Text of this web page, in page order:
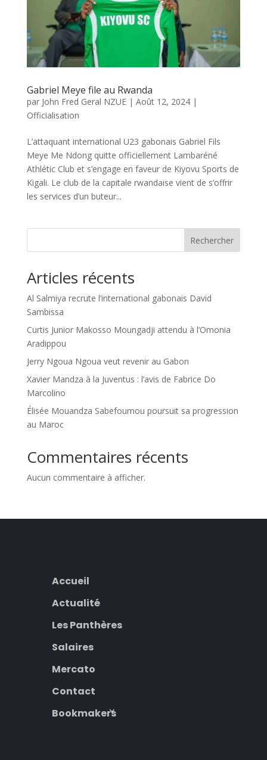
Gabriel Meye file au Rwanda
par John Fred Geral NZUE| Août 12, 2024|
Officialisation
L’attaquant international U23 gabonais Gabriel Fils
Meye Me Ndong quitte officiellement Lambaréné
Athlétic Club et s’engage en faveur de Kiyovu Sports de
Kigali. Le club de la capitale rwandaise vient de s’offrir
les services d’un buteur...
Rechercher
Articles récents
Al Salmiya recrute l’international gabonais David
Sambissa
Curtis Junior Makosso Moungadji attendu à l’Omonia
Aradippou
Jerry Ngoua Ngoua veut revenir au Gabon
Xavier Mandza à la Juventus : l’avis de Fabrice Do
Marcolino
Élisée Mouandza Sabefoumou poursuit sa progression
au Maroc
Commentaires récents
Aucun commentaire à afficher.
Accueil
Actualité
Les Panthères
Salaires
Mercato
Contact
Bookmakers